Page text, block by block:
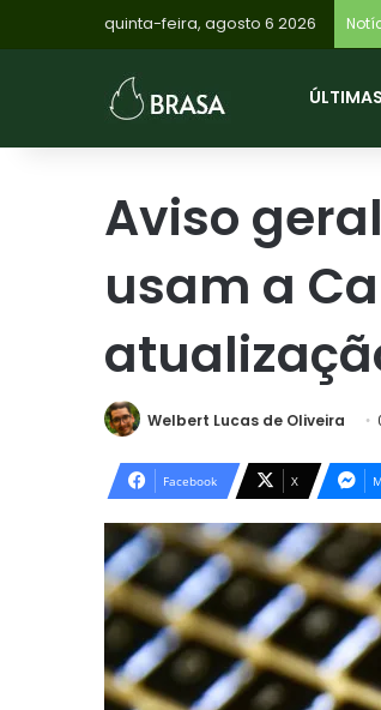
quinta-feira, agosto 6 2026
Aviso
usam a
Welbert Lucas de Oliveira
Facebook X